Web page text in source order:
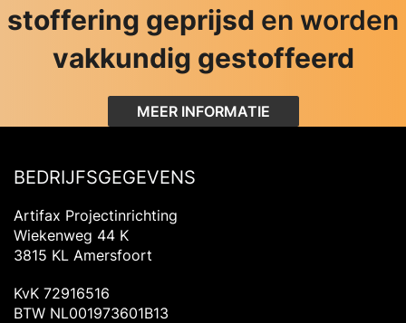
stoffering geprijsd en worden
vakkundig gestoffeerd
MEER INFORMATIE
BEDRIJFSGEGEVENS
Artifax Projectinrichting
Wiekenweg 44 K
3815 KL Amersfoort
KvK 72916516
BTW NL001973601B13